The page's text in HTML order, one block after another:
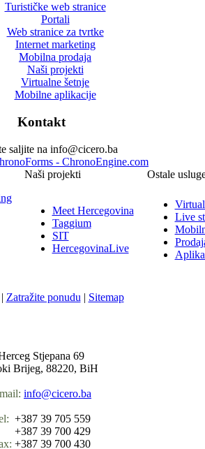
Turističke web stranice
Portali
Web stranice za tvrtke
Internet marketing
Mobilna prodaja
Naši projekti
Virtualne šetnje
Mobilne aplikacije
Kontakt
saljite na info@cicero.ba
- ChronoEngine.com
Naši projekti Ostale
Meet Hercegovina
Taggium
SIT
HercegovinaLive
Live
Zatražite ponudu | Sitemap
Stjepana 69
Brijeg, 88220, BiH
info@cicero.ba
+387 39 705 559
39 700 429
+387 39 700 430